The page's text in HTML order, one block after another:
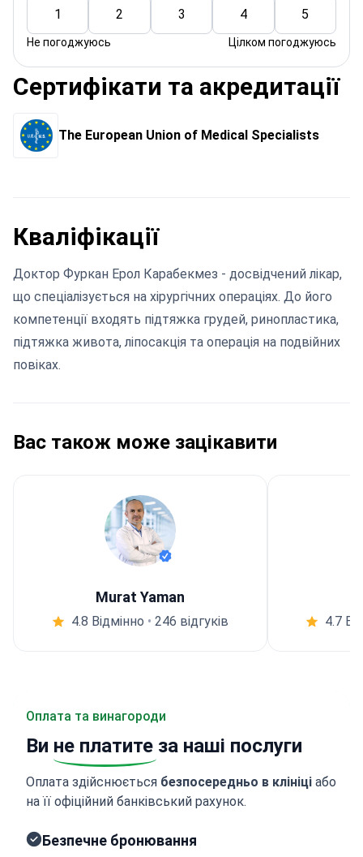
1 2 3 4 5
Не погоджуюсь Цілком погоджуюсь
Сертифікати та акредитації
The European Union of Medical Specialists
Кваліфікації
Доктор Фуркан Ерол Карабекмез - досвідчений лікар,
що спеціалізується на хірургічних операціях. До його
компетенції входять підтяжка грудей, ринопластика,
підтяжка живота, ліпосакція та операція на подвійних
повіках.
Вас також може зацікавити
Murat Yaman
4.8 Відмінно • 246 відгуків 4.7
Оплата та винагороди
Ви не платите за наші послуги
Оплата здійснюється безпосередньо в клініці або
на її офіційний банківський рахунок.
Безпечне бронювання